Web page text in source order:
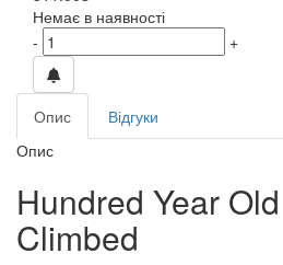
Немає в наявності
-
+
Опис
Відгуки
Опис
Hundred Year
Climbed